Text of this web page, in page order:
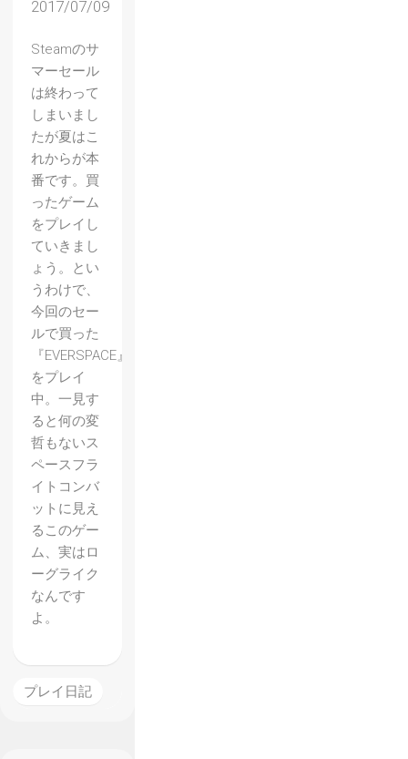
2017/07/09
Steamのサ
マーセール
は終わって
しまいまし
たが夏はこ
れからが本
番です。買
ったゲーム
をプレイし
ていきまし
ょう。とい
うわけで、
今回のセー
ルで買った
『EVERSPACE』
をプレイ
中。一見す
ると何の変
哲もないス
ペースフラ
イトコンバ
ットに見え
るこのゲー
ム、実はロ
ーグライク
なんです
よ。
プレイ日記
【Brig